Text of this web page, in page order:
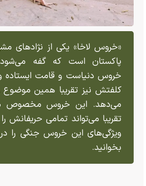
«خروس لاخا» یکی از نژاد‌های
پاکستان است که گفه می‌شود
خروس دنیاست و قامت ایستاده
کلفتش نیز تقریبا همین موضوع
می‌دهد. این خروس مخصوص
تقریبا می‌تواند تمامی
ویژگی‌های این خروس جنگی را
بخوانید.